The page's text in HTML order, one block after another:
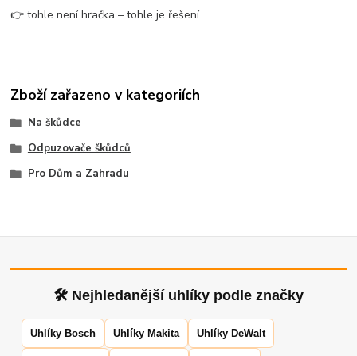
👉 tohle není hračka – tohle je řešení
Zboží zařazeno v kategoriích
Na škůdce
Odpuzovače škůdců
Pro Dům a Zahradu
🛠 Nejhledanější uhlíky podle značky
Uhlíky Bosch Uhlíky Makita Uhlíky DeWalt